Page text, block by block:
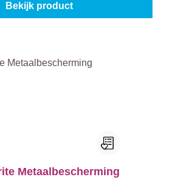
Bekijk product
Metaalbescherming